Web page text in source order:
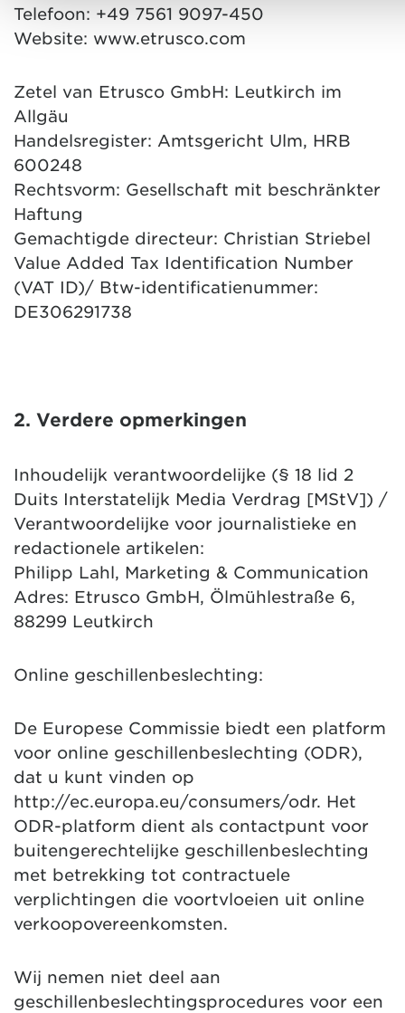
Telefoon: +49 7561 9097-450
Website: www.etrusco.com
Zetel van Etrusco GmbH: Leutkirch im
Allgäu
Handelsregister: Amtsgericht Ulm, HRB
600248
Rechtsvorm: Gesellschaft mit beschränkter
Haftung
Gemachtigde directeur: Christian Striebel
Value Added Tax Identification Number
(VAT ID)/ Btw-identificatienummer:
DE306291738
2. Verdere opmerkingen
Inhoudelijk verantwoordelijke (§ 18 lid 2
Duits Interstatelijk Media Verdrag [MStV]) /
Verantwoordelijke voor journalistieke en
redactionele artikelen:
Philipp Lahl, Marketing & Communication
Adres: Etrusco GmbH, Ölmühlestraße 6,
88299 Leutkirch
Online geschillenbeslechting:
De Europese Commissie biedt een platform
voor online geschillenbeslechting (ODR),
dat u kunt vinden op
http://ec.europa.eu/consumers/odr. Het
ODR-platform dient als contactpunt voor
buitengerechtelijke geschillenbeslechting
met betrekking tot contractuele
verplichtingen die voortvloeien uit online
verkoopovereenkomsten.
Wij nemen niet deel aan
geschillenbeslechtingsprocedures voor een